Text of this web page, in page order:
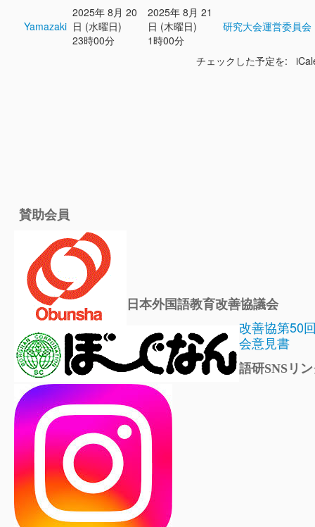
Yamazaki
2025年 8月 20
日 (水曜日)
23時00分
2025年 8月 21
日 (木曜日)
1時00分
研究大会運営委員会
チェックした予定を:
賛助会員
日本外国語教育改善協議会
改善協第50
会意見書
語研SNSリ